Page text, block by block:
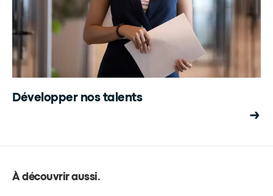
Développer nos talents
À découvrir aussi .